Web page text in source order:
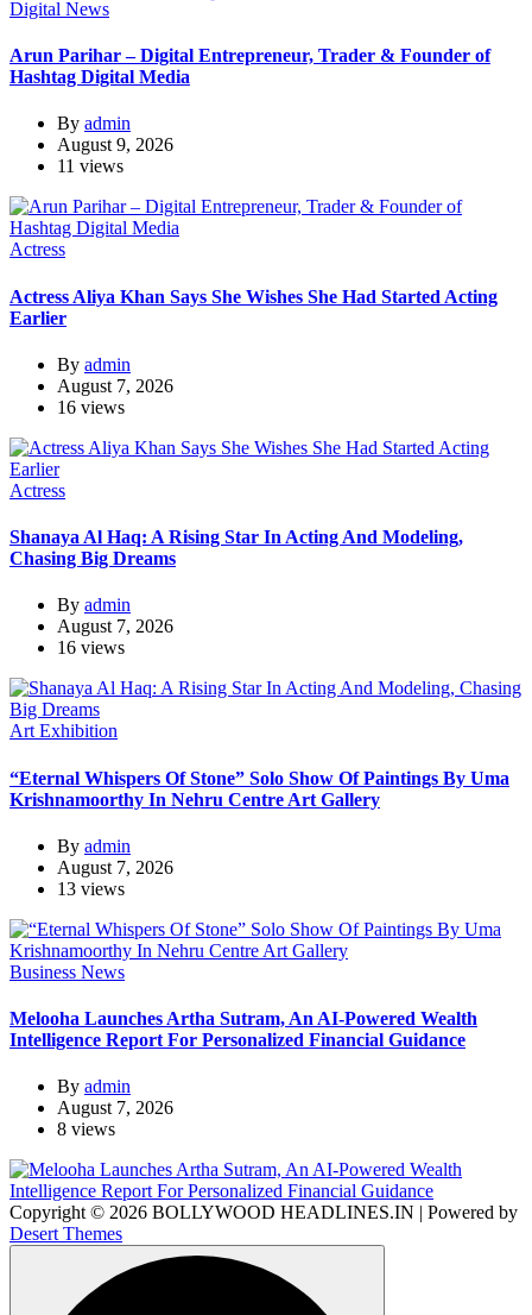
Digital News
Arun Parihar – Digital Entrepreneur, Trader & Founder of
Hashtag Digital Media
By admin
August 9, 2026
11 views
Actress
Actress Aliya Khan Says She Wishes She Had Started Acting
Earlier
By admin
August 7, 2026
16 views
Actress
Shanaya Al Haq: A Rising Star In Acting And Modeling,
Chasing Big Dreams
By admin
August 7, 2026
16 views
Art Exhibition
“Eternal Whispers Of Stone” Solo Show Of Paintings By Uma
Krishnamoorthy In Nehru Centre Art Gallery
By admin
August 7, 2026
13 views
Business News
Melooha Launches Artha Sutram, An AI-Powered Wealth
Intelligence Report For Personalized Financial Guidance
By admin
August 7, 2026
8 views
Copyright © 2026 BOLLYWOOD HEADLINES.IN | Powered by
Desert Themes